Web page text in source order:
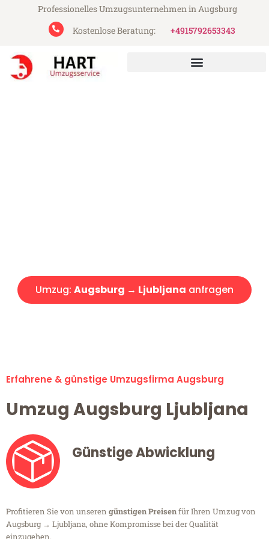
Professionelles Umzugsunternehmen in Augsburg
Kostenlose Beratung:
+4915792653343
Umzug: Augsburg → Ljubljana anfragen
Erfahrene & günstige Umzugsfirma Augsburg
Umzug Augsburg Ljubljana
Günstige Abwicklung
Profitieren Sie von unseren günstigen Preisenfür Ihren Umzug von
Augsburg → Ljubljana, ohne Kompromisse bei der Qualität
einzugehen.